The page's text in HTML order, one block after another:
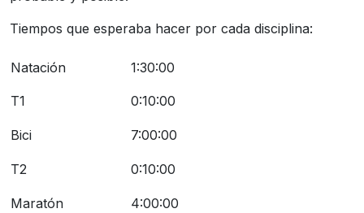
Tiempos que esperaba hacer por cada disciplina:
Natación 1:30:00
T1 0:10:00
Bici 7:00:00
T2 0:10:00
Maratón 4:00:00